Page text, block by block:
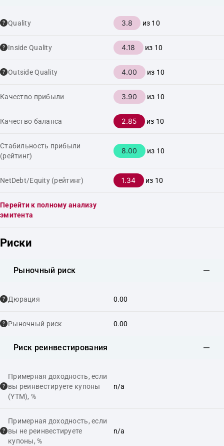
Quality 3.8 из 10
Inside Quality 4.18 из 10
Outside Quality 4.00 из 10
Качество прибыли 3.90 из 10
Качество баланса 2.85 из 10
Стабильность прибыли
(рейтинг)
8.00 из 10
NetDebt/Equity (рейтинг) 1.34 из 10
Перейти к полному анализу
эмитента
Риски
Рыночный риск
Дюрация 0.00
Рыночный риск 0.00
Риск реинвестирования
Примерная доходность, если
вы реинвестируете купоны
(YTM), %
n/a
Примерная доходность, если
вы не реинвестируете
купоны, %
n/a